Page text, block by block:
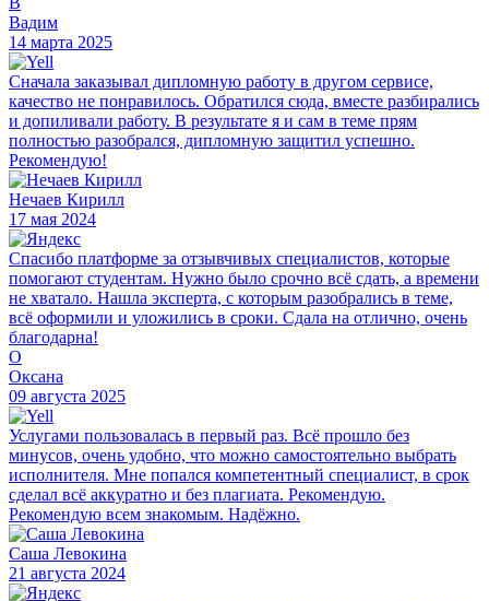
Вадим
14 марта 2025
Сначала заказывал дипломную работу в другом сервисе,
качество не понравилось. Обратился сюда, вместе разбирались
и допиливали работу. В результате я и сам в теме прям
полностью разобрался, дипломную защитил успешно.
Рекомендую!
Нечаев Кирилл
17 мая 2024
Спасибо платформе за отзывчивых специалистов, которые
помогают студентам. Нужно было срочно всё сдать, а времени
не хватало. Нашла эксперта, с которым разобрались в теме,
всё оформили и уложились в сроки. Сдала на отлично, очень
благодарна!
О
Оксана
09 августа 2025
Услугами пользовалась в первый раз. Всё прошло без
минусов, очень удобно, что можно самостоятельно выбрать
исполнителя. Мне попался компетентный специалист, в срок
сделал всё аккуратно и без плагиата. Рекомендую.
Рекомендую всем знакомым. Надёжно.
Саша Левокина
21 августа 2024